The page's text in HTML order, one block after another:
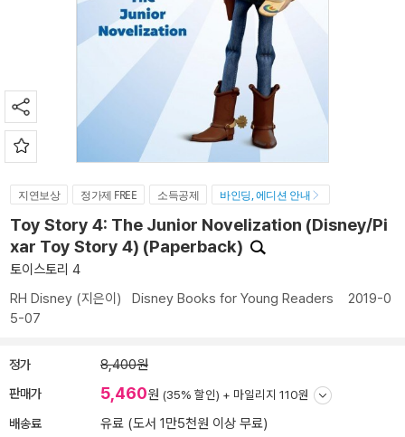
지연보상 정가제 FREE 소득공제 바인딩, 에디션 안내
Toy Story 4: The Junior Novelization (Disney/Pi
xar Toy Story 4) (Paperback)
토이스토리 4
RH Disney (지은이) Disney Books for Young Readers
2019-0
5-07
정가 8,400원
판매가 5,460원 (35% 할인) + 마일리지 110원
배송료
유료 (도서 1만5천원 이상 무료)